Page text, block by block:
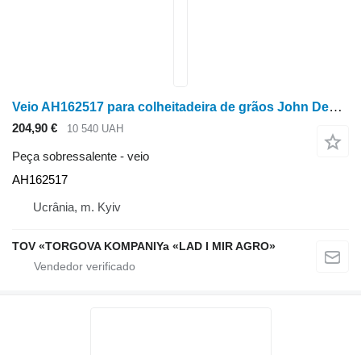
Veio AH162517 para colheitadeira de grãos John Deere 9560 STS, 9650 STS, 9660 STS
204,90 € 10 540 UAH
Peça sobressalente - veio
AH162517
Ucrânia, m. Kyiv
TOV «TORGOVA KOMPANIYa «LAD I MIR AGRO»